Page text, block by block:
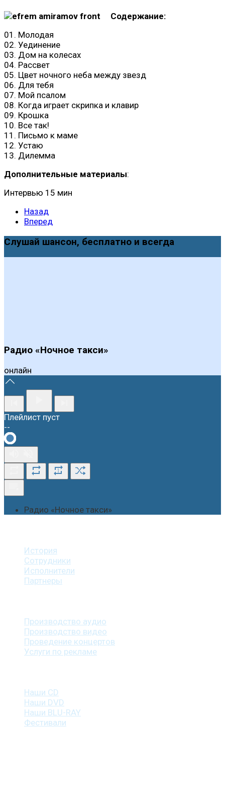
Содержание:
01. Молодая
02. Уединение
03. Дом на колесах
04. Рассвет
05. Цвет ночного неба между звезд
06. Для тебя
07. Мой псалом
08. Когда играет скрипка и клавир
09. Крошка
10. Все так!
11. Письмо к маме
12. Устаю
13. Дилемма
Дополнительные материалы:
Интервью 15 мин
Назад
Вперед
Слушай шансон, бесплатно и всегда
Радио «Ночное такси»
онлайн
Плейлист пуст
--
1
Радио «Ночное такси»
История
Сотрудники
Исполнители
Партнеры
Производство аудио
Производство видео
Проведение концертов
Услуги по рекламе
Наши CD
Наши DVD
Наши BLU-RAY
Фестивали